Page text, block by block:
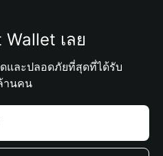
เลย
และปลอดภัยที่สุดที่ได้รับ
านคน